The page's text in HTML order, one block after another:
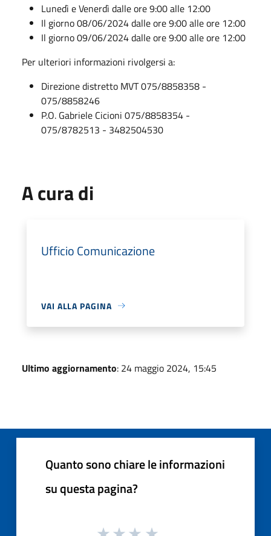
Lunedì e Venerdì dalle ore 9:00 alle 12:00
Il giorno 08/06/2024 dalle ore 9:00 alle ore 12:00
Il giorno 09/06/2024 dalle ore 9:00 alle ore 12:00
Per ulteriori informazioni rivolgersi a:
Direzione distretto MVT 075/8858358 -
075/8858246
P.O. Gabriele Cicioni 075/8858354 -
075/8782513 - 3482504530
A cura di
Ufficio Comunicazione
VAI ALLA PAGINA
Ultimo aggiornamento: 24 maggio 2024, 15:45
Quanto sono chiare le informazioni
su questa pagina?